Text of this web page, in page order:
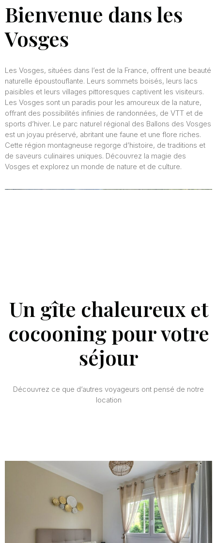
Bienvenue dans les
Vosges
Les Vosges, situées dans l’est de la France, offrent une beauté
naturelle époustouflante. Leurs sommets boisés, leurs lacs
paisibles et leurs villages pittoresques captivent les visiteurs.
Les Vosges sont un paradis pour les amoureux de la nature,
offrant des possibilités infinies de randonnées, de VTT et de
sports d’hiver. Le parc naturel régional des Ballons des Vosges
est un joyau préservé, abritant une faune et une flore riches.
Cette région montagneuse regorge d’histoire, de traditions et
de saveurs culinaires uniques. Découvrez la magie des
Vosges et explorez un monde de nature et de culture.
Un gîte chaleureux et
cocooning pour votre
séjour
Découvrez ce que d’autres voyageurs ont pensé de notre
location